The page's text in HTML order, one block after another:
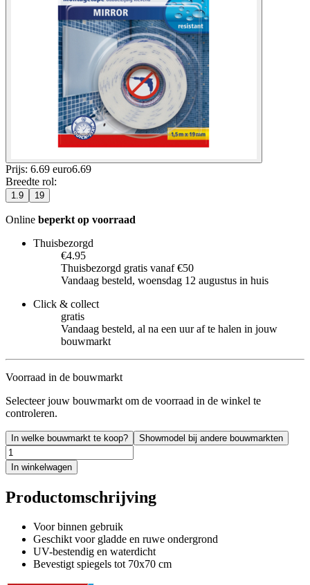
Prijs: 6.69 euro6.69
Breedte rol:
1.9 19
Online beperkt op voorraad
Thuisbezorgd
€4.95
Thuisbezorgd gratis vanaf €50
Vandaag besteld, woensdag 12 augustus in huis
Click & collect
gratis
Vandaag besteld, al na een uur af te halen in jouw
bouwmarkt
Voorraad in de bouwmarkt
Selecteer jouw bouwmarkt om de voorraad in de winkel te
controleren.
In welke bouwmarkt te koop? Showmodel bij andere bouwmarkten
In winkelwagen
Productomschrijving
Voor binnen gebruik
Geschikt voor gladde en ruwe ondergrond
UV-bestendig en waterdicht
Bevestigt spiegels tot 70x70 cm